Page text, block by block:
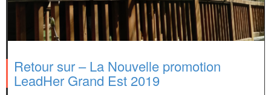
Retour sur – La Nouvelle promotion
LeadHer Grand Est 2019